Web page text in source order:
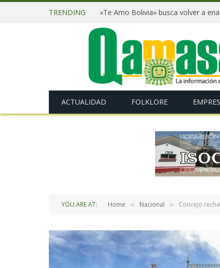
TRENDING
ACTUALIDAD FOLKLORE
YOU ARE AT: Home » Nacional » Concejo